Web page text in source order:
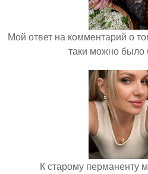
Мой ответ на комментарий о
таки можно было
К старому перманенту